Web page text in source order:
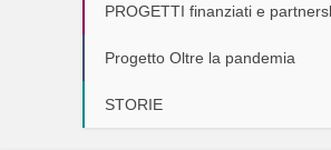
PROGETTI finanziati e
Progetto Oltre la pandemia
STORIE